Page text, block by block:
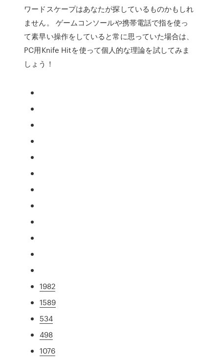
ワードスケープはあなたが探しているものかもしれ
ません。 ゲームコンソールや携帯電話で指を使っ
て素早い操作をしていると常に思っていた場合は、
PC用Knife Hitを使って個人的な理論を試してみま
しょう！
1982
1589
534
498
1076